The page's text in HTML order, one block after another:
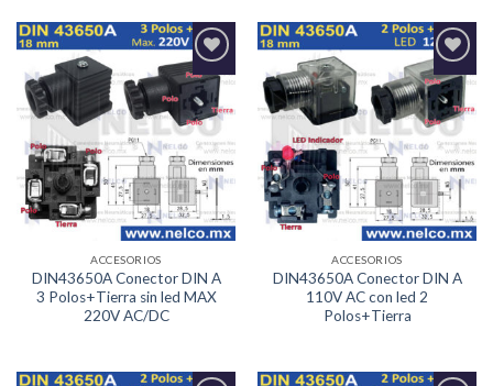
Agregar
a la
Lista de
deseos
ACCESORIOS
DIN43650A Conector DIN A
3 Polos+Tierra sin led MAX
220V AC/DC
Agregar
a la
Lista de
deseos
ACCESORIOS
DIN43650A Conector DIN A
110V AC con led 2
Polos+Tierra